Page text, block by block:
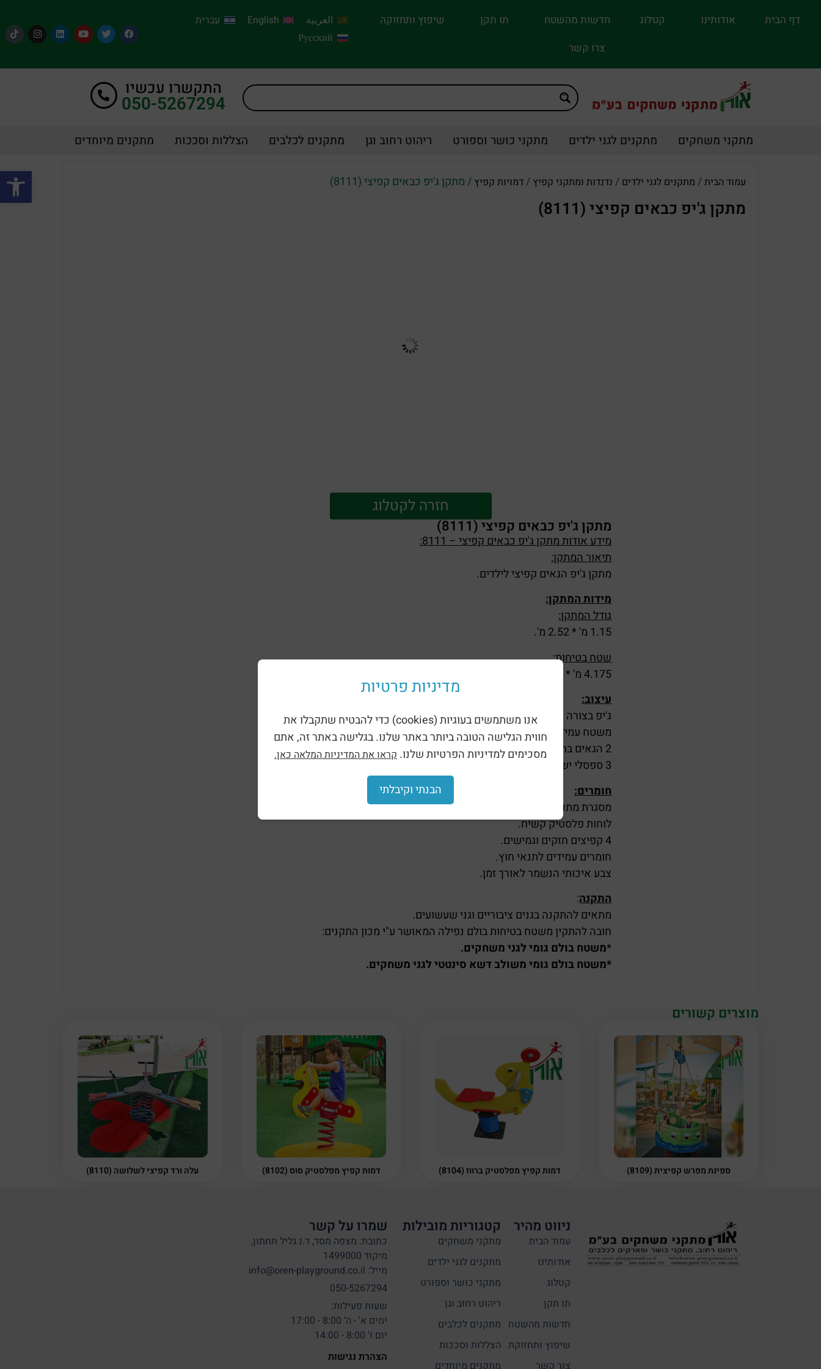
פתח
דף הבית אודותינו קטלוג חדשות מהשטח תו תקן
שיפוץ ותחזוקה
צרו קשר
العربية English
עברית
Русский
התקשרו עכשיו
050-5267294
מתקני משחקים מתקנים לגני ילדים מתקני כושר וספורט ריהוט רחוב וגן מתקנים לכלבים הצללות וסככות מתקנים מיוחדים
עמוד הבית/ מתקנים לגני ילדים / נדנדות ומתקני קפיץ /דמויות קפיץ / מתקן ג'יפ כבאים קפיצי (8111)
מתקן ג'יפ כבאים קפיצי (8111)
חזרה לקטלוג
מתקן ג'יפ כבאים קפיצי (8111)
מידע אודות מתקן ג'יפ כבאים קפיצי – 8111:
תיאור המתקן:
מתקן ג'יפ הגאים קפיצי לילדים.
מידות המתקן:
גודל המתקן:
1.15 מ' * 2.52 מ'.
שטח בטיחות:
4.175 מ' * 5.53 מ'.
עיצוב:
ג'יפ בצורה וצבע המדמה ג'יפ כבאים.
משטח עמידה ומשחק בחלק הקדמי.
2 הגאים בחלק האמצעי.
3 ספסלי ישיבה בחלק האחורי.
חומרים:
מסגרת מתכת צבועה ועמידה.
לוחות פלסטיק קשיח.
4 קפיצים חזקים וגמישים.
חומרים עמידים לתנאי חוץ.
צבע איכותי הנשמר לאורך זמן.
התקנה:
מתאים להתקנה בגנים ציבוריים וגני שעשועים.
חובה להתקין משטח בטיחות בולם נפילה המאושר ע"י מכון התקנים:
*משטח בולם גומי לגני משחקים.
*משטח בולם גומי משולב דשא סינטטי לגני משחקים.
מוצרים קשורים
ספינת מפרש קפיצית (8109) דמות קפיץ מפלסטיק ברווז (8104) דמות קפיץ מפלסטיק סוס (8102) עלה ורד קפיצי לשלושה (8110)
ניווט מהיר
עמוד הבית
אודותינו
קטלוג
תו תקן
חדשות מהשטח
שיפוץ ותחזוקת
קטגוריות מובילות
מתקני משחקים
מתקנים לגני ילדים
מתקני כושר וספורט
ריהוט רחוב וגן
מתקנים לכלבים
הצללות וסככות
שמרו על קשר
כתובת: מצפה מסד, ד.נ גליל תחתון,
מיקוד 1499000
מייל: info@oren-playground.co.il
050-5267294
שעות פעילות:
ימים א' - ה' 8:00 - 17:00
יום ו' 8:00 - 14:00
הצהרת נגישות
מדיניות פרטיות
אנו משתמשים בעוגיות (cookies) כדי להבטיח שתקבלו את
חווית הגלישה הטובה ביותר באתר שלנו. בגלישה באתר זה, אתם
מסכימים למדיניות הפרטיות שלנו. קראו את המדיניות המלאה כאן.
הבנתי וקיבלתי